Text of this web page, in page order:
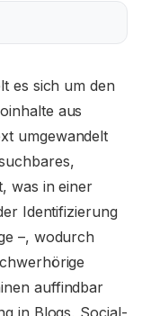
es sich um den
aus
umgewandelt
was in einer
Identifizierung
–, wodurch
auffindbar